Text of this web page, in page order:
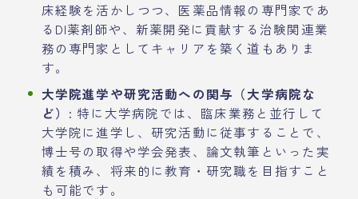
床経験を活かしつつ、医薬品情報の専門家であ
るDI薬剤師や、新薬開発に貢献する治験関連業
務の専門家としてキャリアを築く道もありま
す。
大学院進学や研究活動への関与（大学病院な
ど）: 特に大学病院では、臨床業務と並行して
大学院に進学し、研究活動に従事することで、
博士号の取得や学会発表、論文執筆といった実
績を積み、将来的に教育・研究職を目指すこと
も可能です。